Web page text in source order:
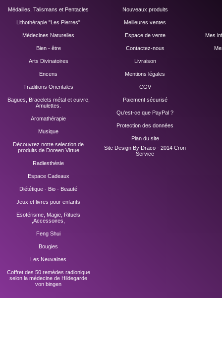
Médailles, Talismans et Pentacles
Lithothérapie "Les Pierres"
Médecines Naturelles
Bien - être
Arts Divinatoires
Encens
Traditions Orientales
Bagues, Bracelets métal et cuivre,
Amulettes.
Aromathérapie
Musique
Découvrez notre selection de
produits de Doreen Virtue
Radiesthésie
Espace Cadeaux
Diététique - Bio - Beauté
Jeux et livres pour enfants
Esotérisme, Magie, Rituels
,Accessoires,
Feng Shui
Bougies
Les Neuvaines
Coffret des 50 remèdes radionique
selon la médecine de Hildegarde
von bingen
Nouveaux produits
Meilleures ventes
Espace de vente
Contactez-nous
Livraison
Mentions légales
CGV
Paiement sécurisé
Qu'est-ce que PayPal ?
Protection des données
Plan du site
Site Design By Draco - 2014 Cron
Service
Mes